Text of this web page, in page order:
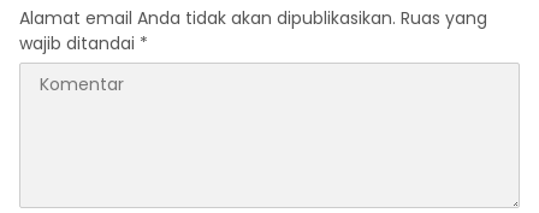
Alamat email Anda tidak akan dipublikasikan. Ruas yang
wajib ditandai *